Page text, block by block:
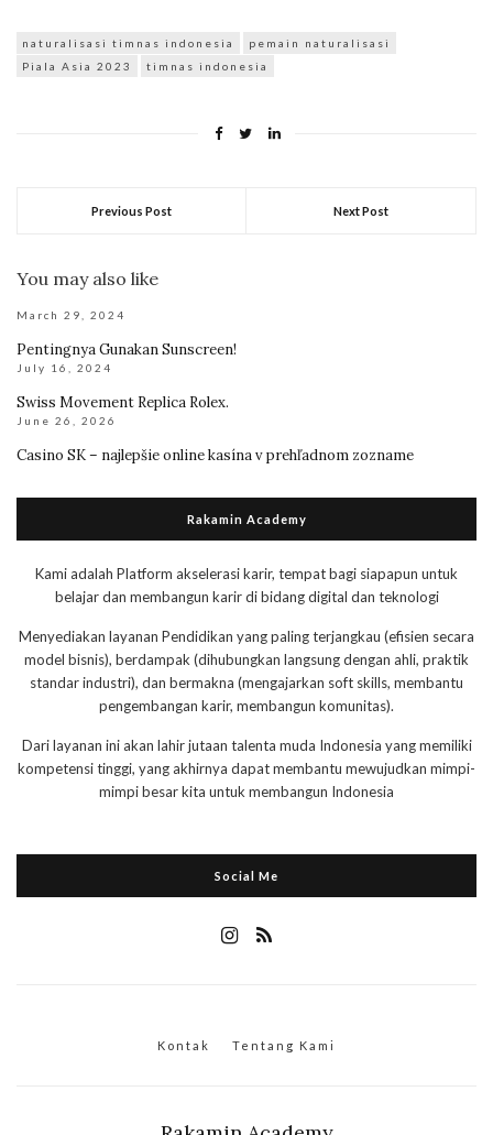
naturalisasi timnas indonesia
pemain naturalisasi
Piala Asia 2023
timnas indonesia
Previous Post Next Post
You may also like
March 29, 2024
Pentingnya Gunakan Sunscreen!
July 16, 2024
Swiss Movement Replica Rolex.
June 26, 2026
Casino SK – najlepšie online kasína v prehľadnom zozname
Rakamin Academy
Kami adalah Platform akselerasi karir, tempat bagi siapapun untuk
belajar dan membangun karir di bidang digital dan teknologi
Menyediakan layanan Pendidikan yang paling terjangkau (efisien secara
model bisnis), berdampak (dihubungkan langsung dengan ahli, praktik
standar industri), dan bermakna (mengajarkan soft skills, membantu
pengembangan karir, membangun komunitas).
Dari layanan ini akan lahir jutaan talenta muda Indonesia yang memiliki
kompetensi tinggi, yang akhirnya dapat membantu mewujudkan mimpi-
mimpi besar kita untuk membangun Indonesia
Social Me
Kontak Tentang Kami